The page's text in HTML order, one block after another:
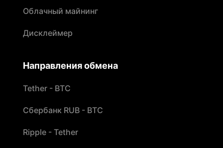
Облачный майнинг
Дисклеймер
Направления обмена
Tether - BTC
Сбербанк RUB - BTC
Ripple - Tether